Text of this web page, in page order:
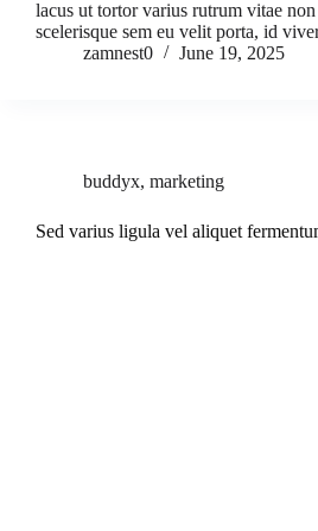
lacus ut tortor varius rutrum vitae non
scelerisque sem eu velit porta, id
zamnest0
June 19, 2025
buddyx, marketing
Sed varius ligula vel aliquet